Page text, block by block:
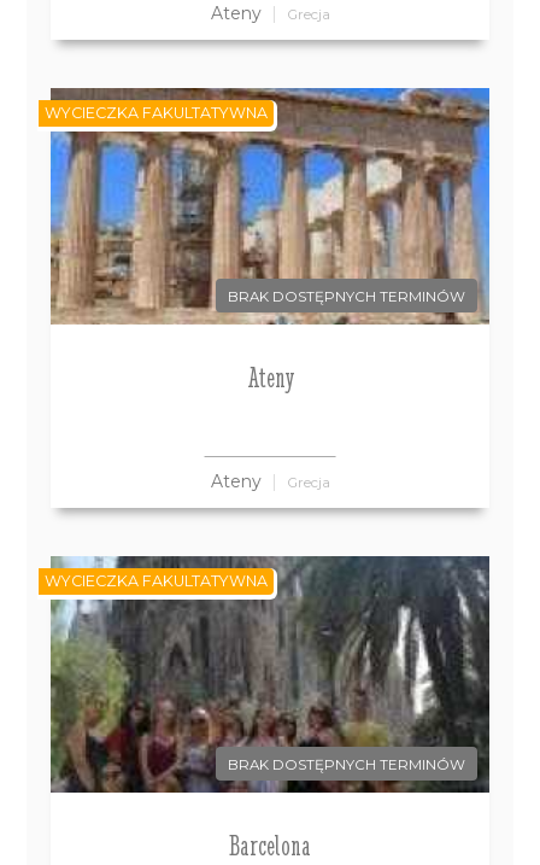
Ateny Grecja
BRAK DOSTĘPNYCH TERMINÓW
Ateny
Ateny Grecja
WYCIECZKA FAKULTATYWNA
BRAK DOSTĘPNYCH TERMINÓW
Barcelona
WYCIECZKA FAKULTATYWNA